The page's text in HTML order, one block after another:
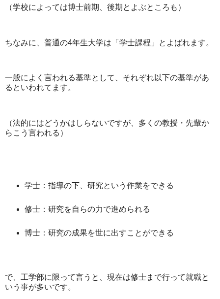
（学校によっては博士前期、後期とよぶところも）
ちなみに、普通の4年生大学は「学士課程」とよばれます。
一般によく言われる基準として、それぞれ以下の基準があ
るといわれてます。
（法的にはどうかはしらないですが、多くの教授・先輩か
らこう言われる）
学士：指導の下、研究という作業をできる
修士：研究を自らの力で進められる
博士：研究の成果を世に出すことができる
で、工学部に限って言うと、現在は修士まで行って就職と
いう事が多いです。